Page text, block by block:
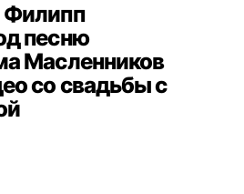
Филипп
песню
Масленников
со свадьбы с